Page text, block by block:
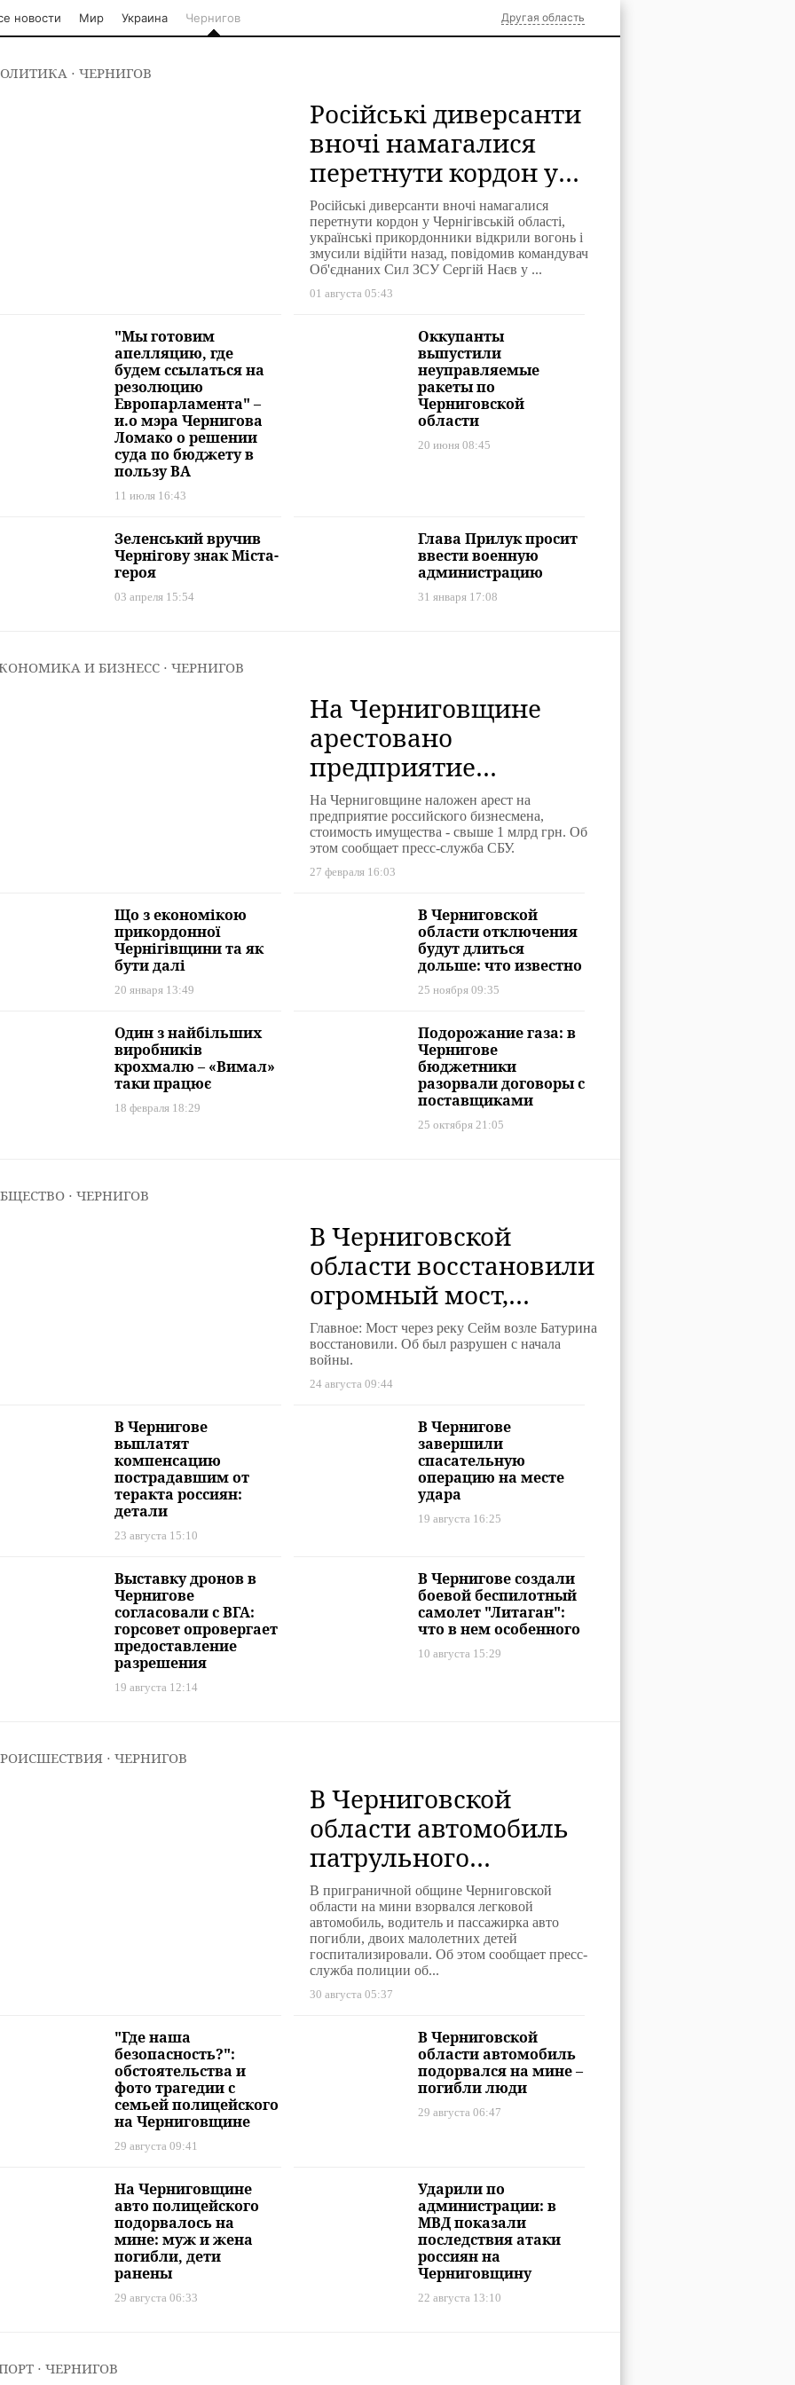
новости Мир Украина Чернигов Другая область
⋅ ЧЕРНИГОВ
Російські диверсанти
вночі намагалися
перетнути кордон у
Чернігівській області
Російські диверсанти вночі намагалися
перетнути кордон у Чернігівській області,
українські прикордонники відкрили вогонь і
змусили відійти назад, повідомив командувач
Об'єднаних Сил ЗСУ Сергій Наєв у ...
01 августа 05:43
"Мы готовим
апелляцию, где
будем ссылаться на
резолюцию
Европарламента" –
и.о мэра Чернигова
Ломако о решении
суда по бюджету в
пользу ВА
11 июля 16:43
Оккупанты
выпустили
неуправляемые
ракеты по
Черниговской
области
20 июня 08:45
Зеленський вручив
Чернігову знак Міста-
героя
03 апреля 15:54
Глава Прилук просит
ввести военную
администрацию
31 января 17:08
И БИЗНЕСС ⋅ ЧЕРНИГОВ
На Черниговщине
арестовано
предприятие
бизнесмена из РФ на 1
млрд
На Черниговщине наложен арест на
предприятие российского бизнесмена,
стоимость имущества - свыше 1 млрд грн. Об
этом сообщает пресс-служба СБУ.
27 февраля 16:03
Що з економікою
прикордонної
Чернігівщини та як
бути далі
20 января 13:49
В Черниговской
области отключения
будут длиться
дольше: что известно
25 ноября 09:35
Один з найбільших
виробників
крохмалю – «Вимал»
таки працює
18 февраля 18:29
Подорожание газа: в
Чернигове
бюджетники
разорвали договоры с
поставщиками
25 октября 21:05
⋅ ЧЕРНИГОВ
В Черниговской
области восстановили
огромный мост,
который был
разрушен с начала
войны
Главное: Мост через реку Сейм возле Батурина
восстановили. Об был разрушен с начала
войны.
24 августа 09:44
В Чернигове
выплатят
компенсацию
пострадавшим от
теракта россиян:
детали
23 августа 15:10
В Чернигове
завершили
спасательную
операцию на месте
удара
19 августа 16:25
Выставку дронов в
Чернигове
согласовали с ВГА:
горсовет опровергает
предоставление
разрешения
19 августа 12:14
В Чернигове создали
боевой беспилотный
самолет "Литаган":
что в нем особенного
10 августа 15:29
⋅ ЧЕРНИГОВ
В Черниговской
области автомобиль
патрульного
взорвался на мини: он
и женщина погибли, 2
детей в больнице
В приграничной общине Черниговской
области на мини взорвался легковой
автомобиль, водитель и пассажирка авто
погибли, двоих малолетних детей
госпитализировали. Об этом сообщает пресс-
служба полиции об...
30 августа 05:37
"Где наша
безопасность?":
обстоятельства и
фото трагедии с
семьей полицейского
на Черниговщине
29 августа 09:41
В Черниговской
области автомобиль
подорвался на мине –
погибли люди
29 августа 06:47
На Черниговщине
авто полицейского
подорвалось на
мине: муж и жена
погибли, дети
ранены
29 августа 06:33
Ударили по
администрации: в
МВД показали
последствия атаки
россиян на
Черниговщину
22 августа 13:10
⋅ ЧЕРНИГОВ